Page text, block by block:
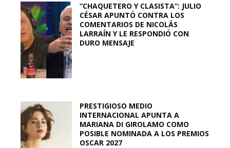
“CHAQUETERO Y CLASISTA”: JULIO
CÉSAR APUNTÓ CONTRA LOS
COMENTARIOS DE NICOLÁS
LARRAÍN Y LE RESPONDIÓ CON
DURO MENSAJE
PRESTIGIOSO MEDIO
INTERNACIONAL APUNTA A
MARIANA DI GIROLAMO COMO
POSIBLE NOMINADA A LOS PREMIOS
OSCAR 2027